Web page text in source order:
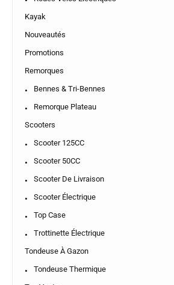
Kayak
Nouveautés
Promotions
Remorques
Bennes & Tri-Bennes
Remorque Plateau
Scooters
Scooter 125CC
Scooter 50CC
Scooter De Livraison
Scooter Électrique
Top Case
Trottinette Électrique
Tondeuse À Gazon
Tondeuse Thermique